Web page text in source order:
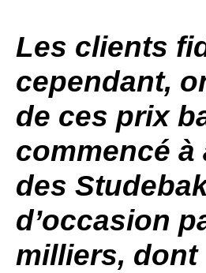
Les clients
cependant,
de ces prix
commencé à
des
d’occasion
milliers, dont